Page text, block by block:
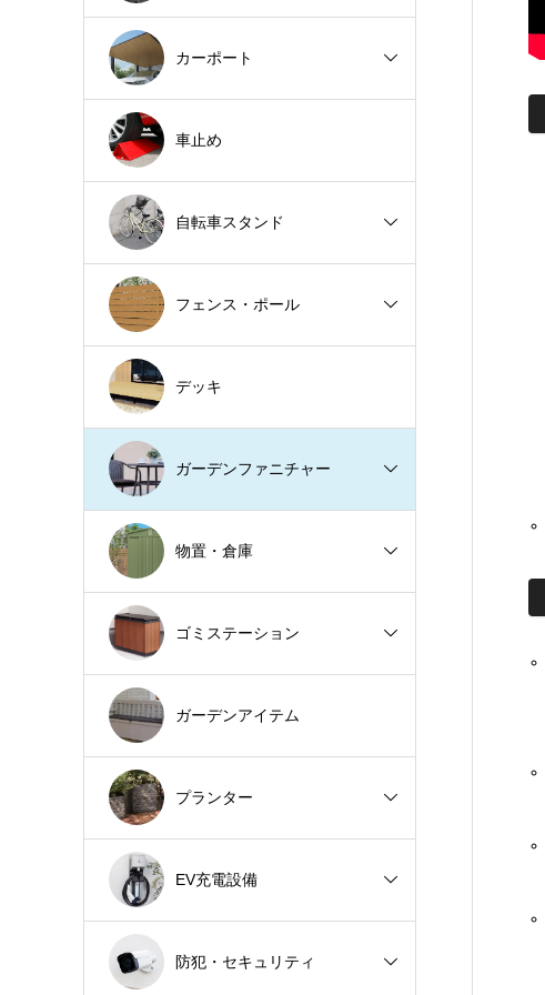
カーポート
車止め
自転車スタンド
フェンス・ポール
デッキ
ガーデンファニチャー
物置・倉庫
ゴミステーション
ガーデンアイテム
プランター
EV充電設備
防犯・セキュリティ